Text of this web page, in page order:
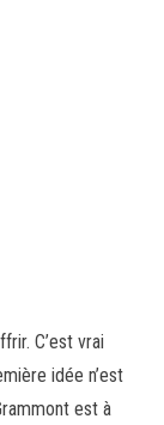
C’est vrai
idée n’est
est à